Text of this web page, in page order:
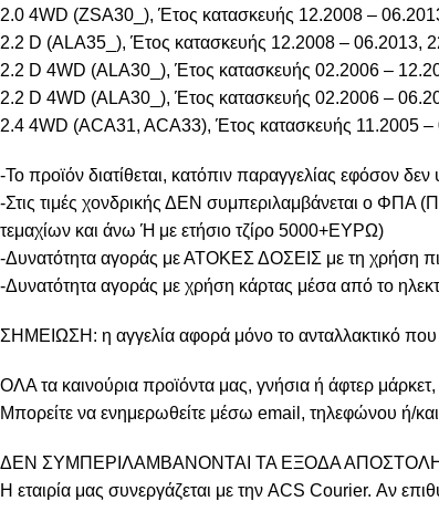
2.0 4WD (ZSA30_), Έτος κατασκευής 12.2008 –
2.2 D (ALA35_), Έτος κατασκευής 12.2008 – 06.2013,
2.2 D 4WD (ALA30_), Έτος κατασκευής 02.2006 –
2.2 D 4WD (ALA30_), Έτος κατασκευής 02.2006 –
2.4 4WD (ACA31, ACA33), Έτος κατασκευής 11.2005
-Το προϊόν διατίθεται, κατόπιν παραγγελίας εφόσον δεν
-Στις τιμές χονδρικής ΔΕΝ συμπεριλαμβάνεται ο ΦΠΑ
τεμαχίων και άνω Ή με ετήσιο τζίρο 5000+ΕΥΡΩ)
-Δυνατότητα αγοράς με ΑΤΟΚΕΣ ΔΟΣΕΙΣ με τη χρήση
-Δυνατότητα αγοράς με χρήση κάρτας μέσα από το
ΣΗΜΕΙΩΣΗ: η αγγελία αφορά μόνο το ανταλλακτικό που
ΟΛΑ τα καινούρια προϊόντα μας, γνήσια ή άφτερ
Μπορείτε να ενημερωθείτε μέσω email, τηλεφώνου ή/
ΔΕΝ ΣΥΜΠΕΡΙΛΑΜΒΑΝΟΝΤΑΙ ΤΑ ΕΞΟΔΑ ΑΠΟΣΤΟΛΗΣ,
Η εταιρία μας συνεργάζεται με την ACS Courier. Αν